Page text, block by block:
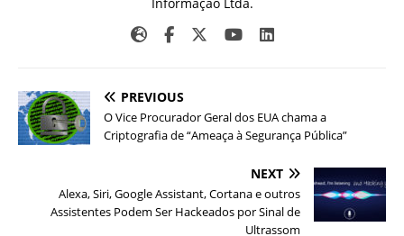
PREVIOUS
O Vice Procurador Geral dos EUA chama a
Criptografia de “Ameaça à Segurança Pública”
NEXT
Alexa, Siri, Google Assistant, Cortana e outros
Assistentes Podem Ser Hackeados por Sinal de
Ultrassom